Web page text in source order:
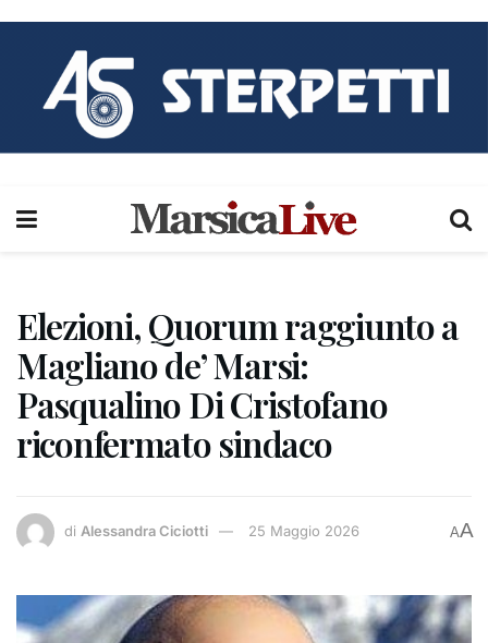
Elezioni, Quorum raggiunto a
Magliano de’ Marsi:
Pasqualino Di Cristofano
riconfermato sindaco
di Alessandra Ciciotti 25 Maggio 2026 AA